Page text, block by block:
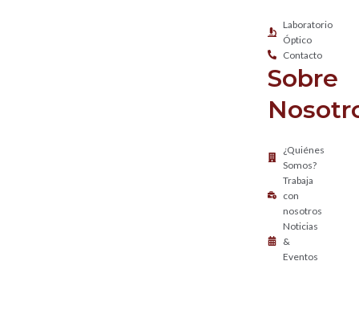
Laboratorio
Óptico
Contacto
Sobre
¿Quiénes
Somos?
Trabaja
con
nosotros
Noticias
&
Eventos